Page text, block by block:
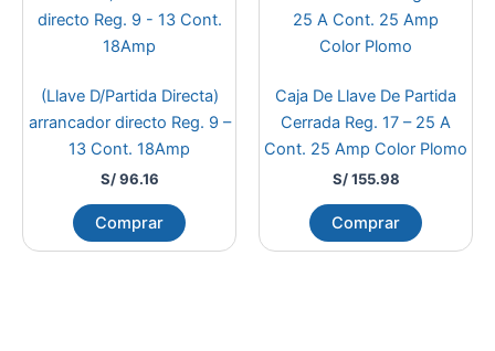
(Llave D/Partida Directa)
arrancador directo Reg. 9 –
13 Cont. 18Amp
S/96.16
Comprar
Caja De Llave De Partida
Cerrada Reg. 17 – 25 A
Cont. 25 Amp Color Plomo
S/155.98
Comprar